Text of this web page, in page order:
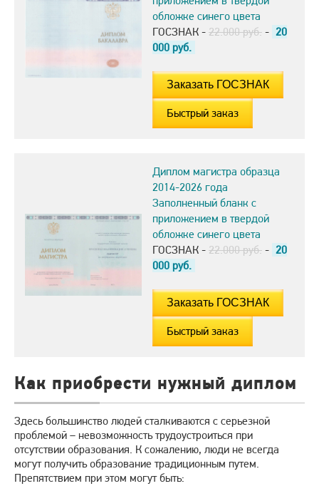
обложке синего цвета
ГОСЗНАК - 22.000 руб. - 20
000 руб.
Быстрый заказ
Диплом магистра образца
2014-2026 года
Заполненный бланк с
приложением в твердой
обложке синего цвета
ГОСЗНАК - 22.000 руб. - 20
000 руб.
Быстрый заказ
Как приобрести нужный диплом
Здесь большинство людей сталкиваются с серьезной
проблемой – невозможность трудоустроиться при
отсутствии образования. К сожалению, люди не всегда
могут получить образование традиционным путем.
Препятствием при этом могут быть: